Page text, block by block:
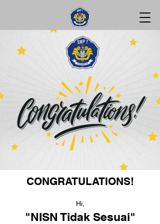
CONGRATULATIONS!
Hi,
"NISN Tidak Sesuai"